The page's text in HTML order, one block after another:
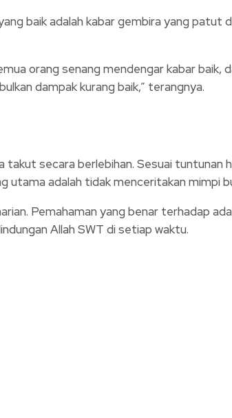
baik adalah kabar gembira yang patut
orang senang mendengar kabar baik,
dampak kurang baik,” terangnya.
secara berlebihan. Sesuai tuntunan
utama adalah tidak menceritakan mimpi
Pemahaman yang benar terhadap
Allah SWT di setiap waktu.